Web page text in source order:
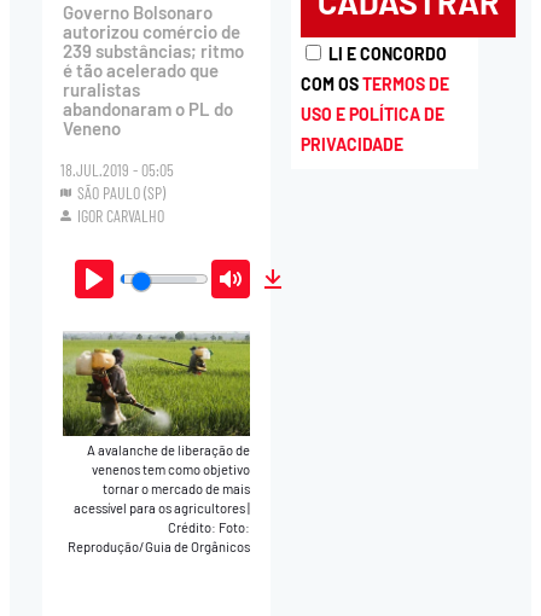
Governo Bolsonaro
autorizou comércio de
239 substâncias; ritmo
é tão acelerado que
ruralistas
abandonaram o PL do
Veneno
18.JUL.2019 - 05:05
SÃO PAULO (SP)
IGOR CARVALHO
Play Mute
A avalanche de liberação de
venenos tem como objetivo
tornar o mercado de mais
acessível para os agricultores
Crédito: Foto:
Reprodução/Guia de Orgânicos
LI E CONCORDO
COM OSTERMOS DE
USO E POLÍTICA DE
PRIVACIDADE